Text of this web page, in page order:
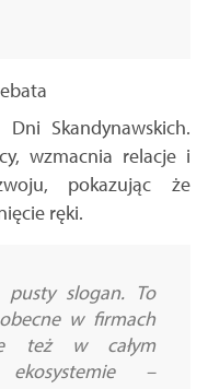
Skandynawskich.
wzmacnia relacje i
pokazując że
ręki.
slogan. To
w firmach
też w całym
–